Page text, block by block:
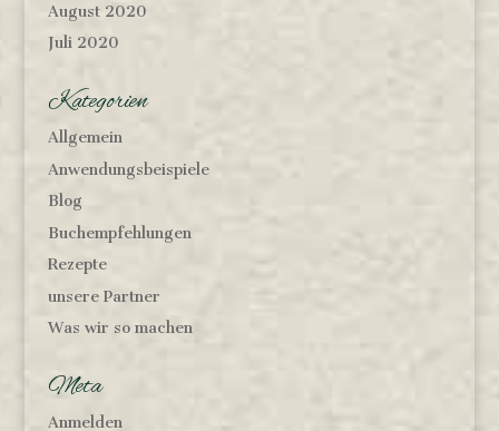
August 2020
Juli 2020
Kategorien
Allgemein
Anwendungsbeispiele
Blog
Buchempfehlungen
Rezepte
unsere Partner
Was wir so machen
Meta
Anmelden